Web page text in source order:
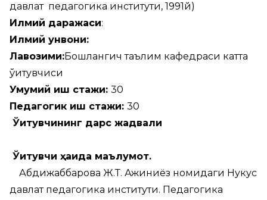
давлат педагогика институти, 1991й)
Илмий даражаси:
Илмий унвони:
Лавозими:Бошлангич таълим кафедраси катта
ўқитувчиси
Умумий иш стажи: 30
Педагогик иш стажи: 30
Ўқитувчининг дарс жадвали
Ўқитувчи ҳақида маълумот.
Абдижаббарова Ж.Т. Ажиниёз номидаги Нукус
давлат педагогика институти. Педагогика